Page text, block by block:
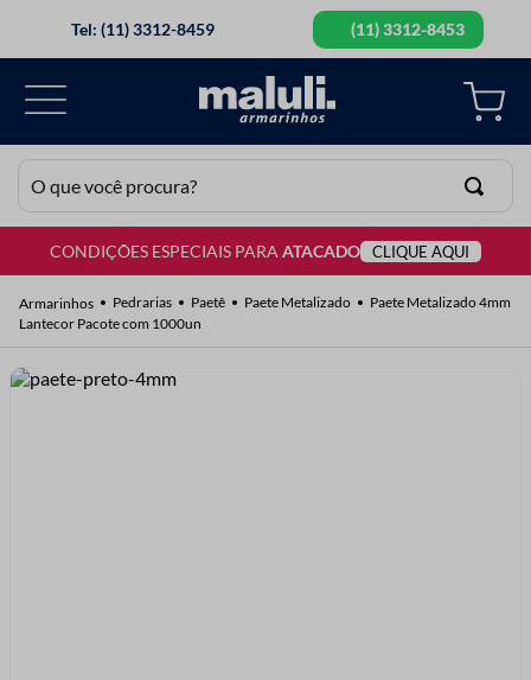
Tel: (11) 3312-8459 (11) 3312-8453
O que você procura?
CONDIÇÕES ESPECIAIS PARAATACADO CLIQUE AQUI
Pedrarias Paetê Paete Metalizado
Paete Metalizado 4mm
Lantecor Pacote com 1000un
TERMOS MAIS BUSCADOS
2º
barbante
3º
botão